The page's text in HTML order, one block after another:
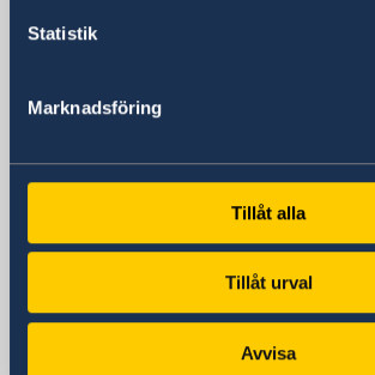
Statistik
Marknadsföring
Tillåt alla
Tillåt urval
Avvisa
157 Hampshire
50450 Kuala Lumpur
Embassy of Sweden
Malaysia